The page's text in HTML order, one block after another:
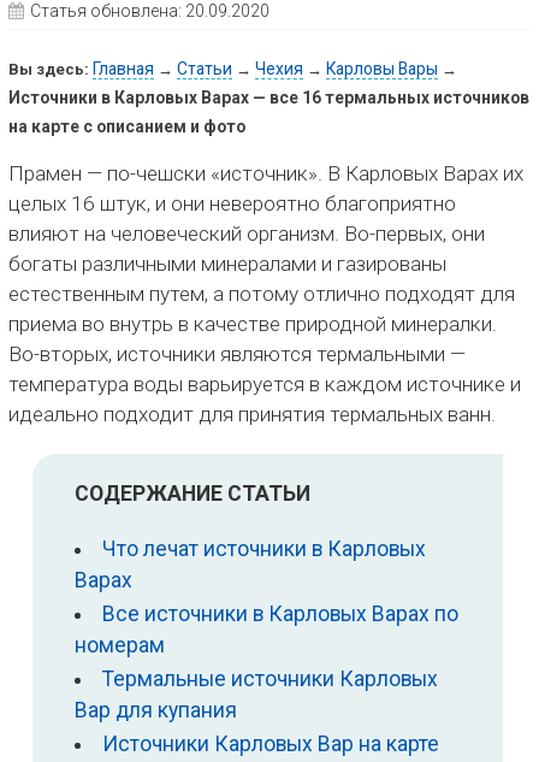
Статья обновлена: 20.09.2020
Вы здесь: Главная → Статьи → Чехия → Карловы Вары →
Источники в Карловых Варах — все 16 термальных источников
на карте с описанием и фото
Прамен — по-чешски «источник». В Карловых Варах их
целых 16 штук, и они невероятно благоприятно
влияют на человеческий организм. Во-первых, они
богаты различными минералами и газированы
естественным путем, а потому отлично подходят для
приема во внутрь в качестве природной минералки.
Во-вторых, источники являются термальными —
температура воды варьируется в каждом источнике и
идеально подходит для принятия термальных ванн.
СОДЕРЖАНИЕ СТАТЬИ
Что лечат источники в Карловых
Варах
Все источники в Карловых Варах по
номерам
Термальные источники Карловых
Вар для купания
Источники Карловых Вар на карте